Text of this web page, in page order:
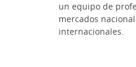
un equipo de
mercados
internacionales.